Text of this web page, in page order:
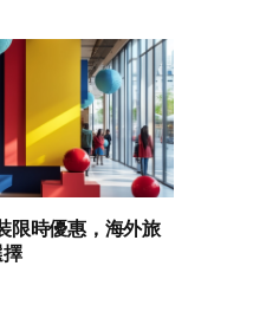
限時優惠，海外旅
擇